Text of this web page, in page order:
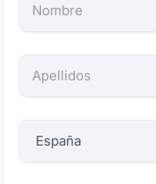
los
son
obligatorios.